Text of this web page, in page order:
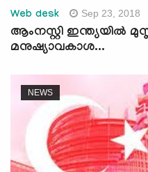
Web desk Sep 23, 2018
ആംനസ്റ്റി ഇന്ത്യയില്‍
മനുഷ്യാവകാശ...
NEWS